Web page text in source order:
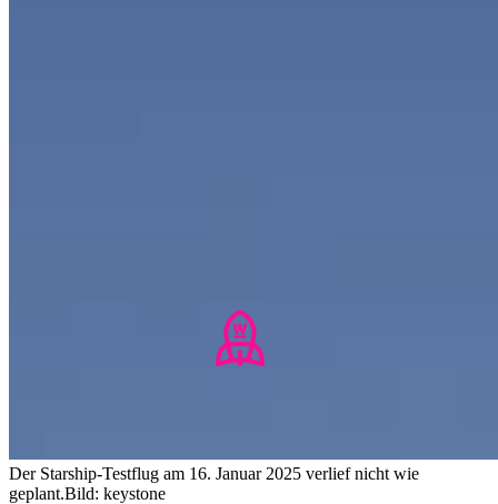
Der Starship-Testflug am 16. Januar 2025 verlief nicht wie
geplant.Bild: keystone